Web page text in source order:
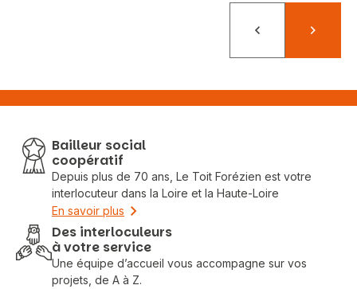
PrécédentSuivant
Bailleur social
coopératif
Depuis plus de 70 ans, Le Toit Forézien est votre
interlocuteur dans la Loire et la Haute-Loire
En savoir plus
Des interloculeurs
à votre service
Une équipe d’accueil vous accompagne sur vos
projets, de A à Z.